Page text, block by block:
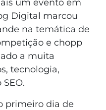
um evento em
Digital marcou
na temática de
e chopp
a muita
tecnologia,
primeiro dia de